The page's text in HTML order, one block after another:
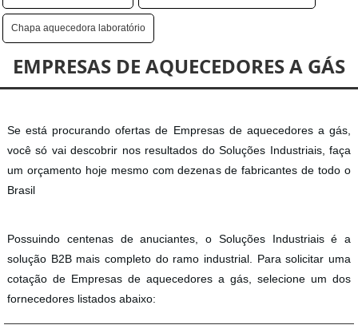
Chapa aquecedora laboratório
EMPRESAS DE AQUECEDORES A GÁS
Se está procurando ofertas de Empresas de aquecedores a gás,
você só vai descobrir nos resultados do Soluções Industriais, faça
um orçamento hoje mesmo com dezenas de fabricantes de todo o
Brasil
Possuindo centenas de anuciantes, o Soluções Industriais é a
solução B2B mais completo do ramo industrial. Para solicitar uma
cotação de Empresas de aquecedores a gás, selecione um dos
fornecedores listados abaixo: